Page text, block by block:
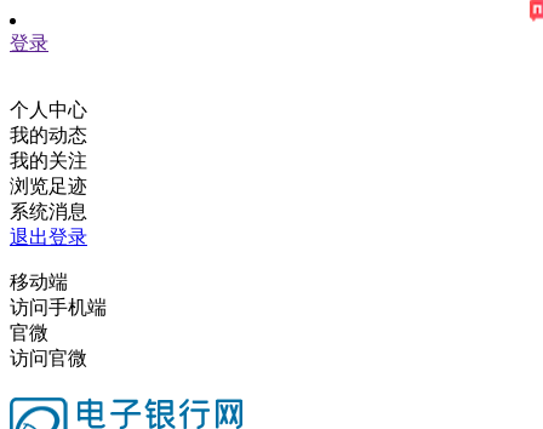
登录
个人中心
我的动态
我的关注
浏览足迹
系统消息
退出登录
移动端
访问手机端
官微
访问官微